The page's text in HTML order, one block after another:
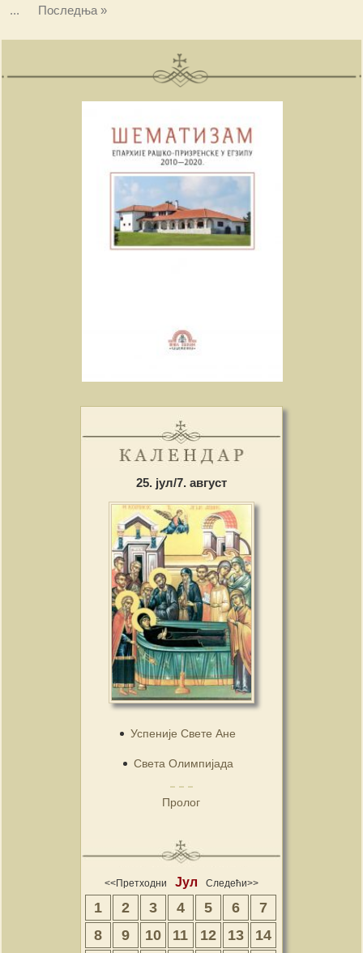
... Последња »
25. јул/7. август
Успеније Свете Ане
Света Олимпијада
Пролог
<<Претходни Јул Следећи>>
1 2 3 4 5 6
7
8
9 10 11 12 13
14